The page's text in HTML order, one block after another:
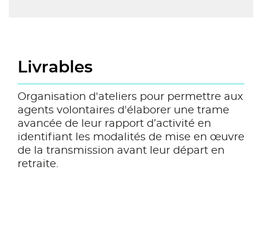
Livrables
Organisation d'ateliers pour permettre aux
agents volontaires d'élaborer une trame
avancée de leur rapport d’activité en
identifiant les modalités de mise en œuvre
de la transmission avant leur départ en
retraite.